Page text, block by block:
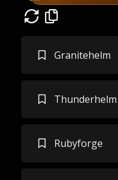
Granitehelm
Thunderhelm
Rubyforge